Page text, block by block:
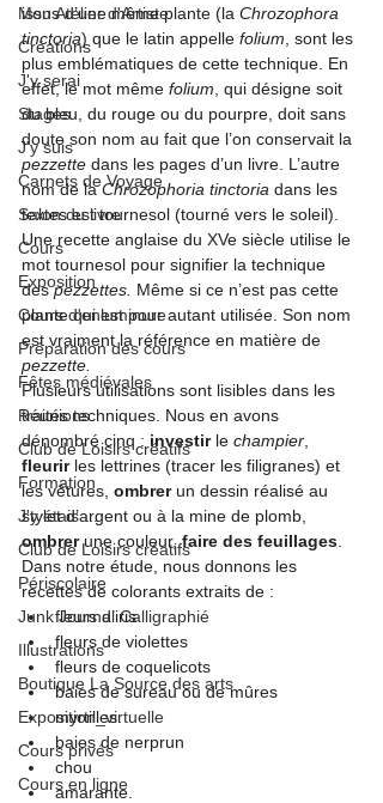
Mon Atelier d'Artiste
Créations
J'y serai
Stages
J'y suis
Carnets de Voyage
Salon du livre
Cours
Exposition
Cours d'enluminure
Préparation des cours
Fêtes médiévales
Réunions
Club de Loisirs créatifs
Formation
J'y étais ...
Club de Loisirs créatifs
Périscolaire
Junk Journal Calligraphié
Illustrations
Boutique La Source des arts
Exposition_virtuelle
Cours privés
Cours en ligne
issus d’une même plante (la Chrozophora
tinctoria) que le latin appelle folium , sont les
plus emblématiques de cette technique. En
effet, le mot même folium , qui désigne soit
du bleu, du rouge ou du pourpre, doit sans
doute son nom au fait que l’on conservait la
pezzette dans les pages d’un livre. L’autre
nom de la Chrozophoria tinctoria dans les
textes est tournesol (tourné vers le soleil).
Une recette anglaise du XVe siècle utilise le
mot tournesol pour signifier la technique
des pezzettes. Même si ce n’est pas cette
plante qui est pour autant utilisée. Son nom
est vraiment la référence en matière de
pezzette.
Plusieurs utilisations sont lisibles dans les
traités techniques. Nous en avons
dénombré cinq : investir le champier
fleurir les lettrines (tracer les filigranes) et
les vêtures, ombrer un dessin réalisé au
stylet d’argent ou à la mine de plomb,
ombrer une couleur, faire des feuillages
Dans notre étude, nous donnons les
recettes de colorants extraits de :
fleurs d’iris
fleurs de violettes
fleurs de coquelicots
baies de sureau ou de mûres
myrtilles.
baies de nerprun
chou
amarante.